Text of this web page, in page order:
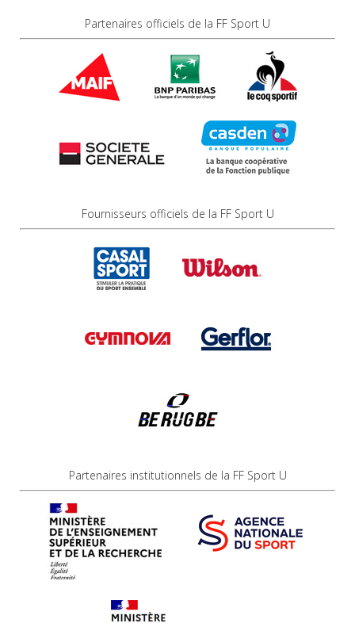
Partenaires officiels de la FF Sport U
Fournisseurs officiels de la FF Sport U
Partenaires institutionnels de la FF Sport U